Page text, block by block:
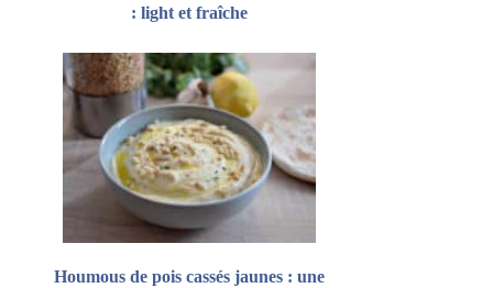
: light et fraîche
Houmous de pois cassés jaunes : une